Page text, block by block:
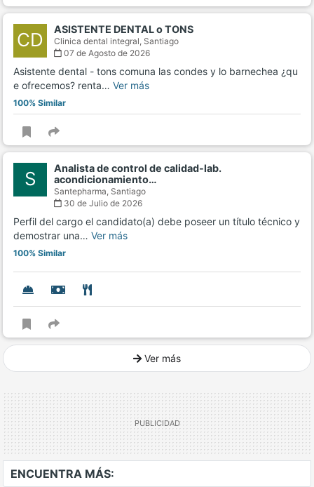
CD ASISTENTE DENTAL o TONS
Clinica dental integral, Santiago
07 de Agosto de 2026
Asistente dental - tons comuna las condes y lo barnechea ¿qu
e ofrecemos? renta… Ver más
100% Similar
S
Analista de control de calidad-lab.
acondicionamiento…
Santepharma, Santiago
30 de Julio de 2026
Perfil del cargo el candidato(a) debe poseer un título técnico y
demostrar una… Ver más
100% Similar
Ver más
ENCUENTRA MÁS: